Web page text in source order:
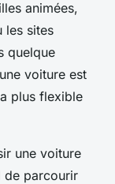
animées,
les sites
quelque
voiture est
plus flexible
une voiture
de parcourir